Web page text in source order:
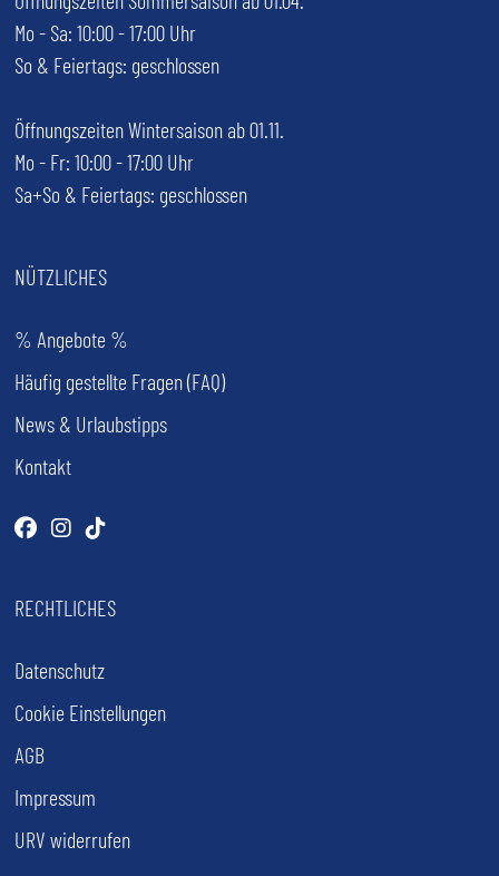
Mo - Sa: 10:00 - 17:00 Uhr
So & Feiertags: geschlossen
Öffnungszeiten Wintersaison ab 01.11.
Mo - Fr: 10:00 - 17:00 Uhr
Sa+So & Feiertags: geschlossen
NÜTZLICHES
% Angebote %
Häufig gestellte Fragen (FAQ)
News & Urlaubstipps
Kontakt
Facebook
(öffnet im neuen Tab)
Instagram
(öffnet im neuen Tab)
Tiktok
(öffnet im neuen Tab)
RECHTLICHES
Datenschutz
Cookie Einstellungen
AGB
Impressum
URV widerrufen